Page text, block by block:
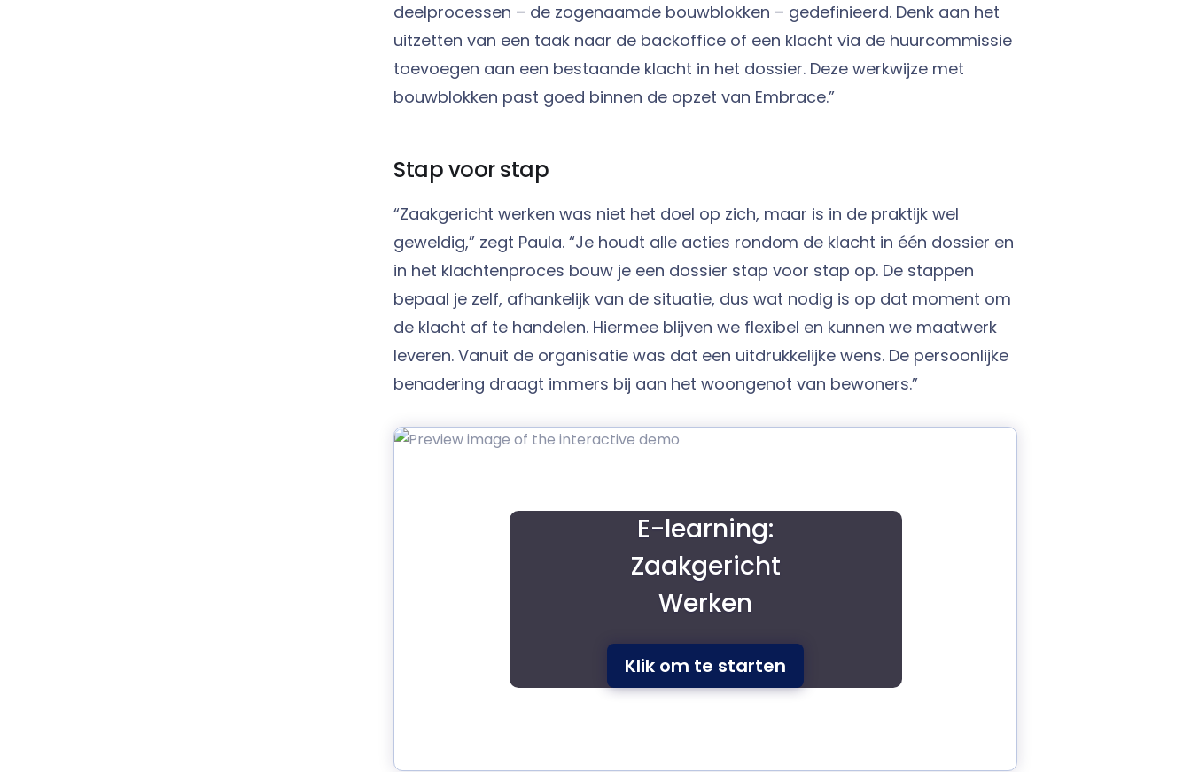
deelprocessen – de zogenaamde bouwblokken – gedefinieerd. Denk aan het
uitzetten van een taak naar de backoffice of een klacht via de huurcommissie
toevoegen aan een bestaande klacht in het dossier. Deze werkwijze met
bouwblokken past goed binnen de opzet van Embrace.”
Stap voor stap
“Zaakgericht werken was niet het doel op zich, maar is in de praktijk wel
geweldig,” zegt Paula. “Je houdt alle acties rondom de klacht in één dossier en
in het klachtenproces bouw je een dossier stap voor stap op. De stappen
bepaal je zelf, afhankelijk van de situatie, dus wat nodig is op dat moment om
de klacht af te handelen. Hiermee blijven we flexibel en kunnen we maatwerk
leveren. Vanuit de organisatie was dat een uitdrukkelijke wens. De persoonlijke
benadering draagt immers bij aan het woongenot van bewoners.”
E-learning:
Zaakgericht
Werken
Klik om te starten